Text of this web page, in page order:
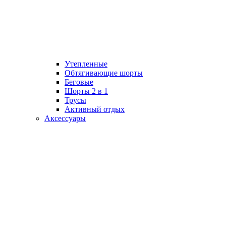
Утепленные
Обтягивающие шорты
Беговые
Шорты 2 в 1
Трусы
Активный отдых
Аксессуары